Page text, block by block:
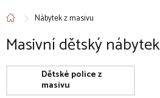
Nábytek z masivu
Masivní dětský nábytek
Dětské police z
masivu